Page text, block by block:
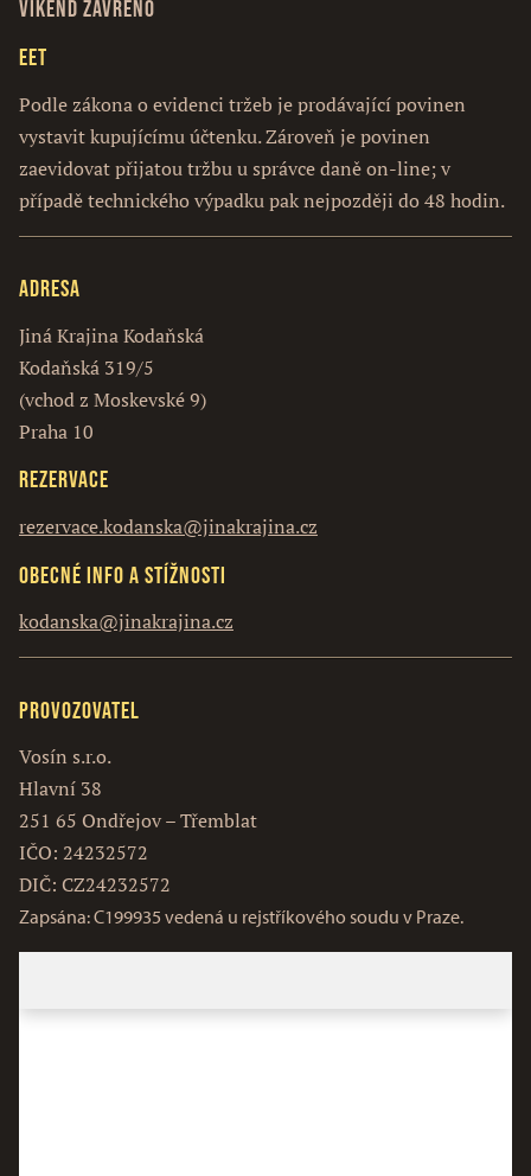
Víkend zavřeno
EET
Podle zákona o evidenci tržeb je prodávající povinen
vystavit kupujícímu účtenku. Zároveň je povinen
zaevidovat přijatou tržbu u správce daně on-line; v
případě technického výpadku pak nejpozději do 48 hodin.
Adresa
Jiná Krajina Kodaňská
Kodaňská 319/5
(vchod z Moskevské 9)
Praha 10
Rezervace
rezervace.kodanska@jinakrajina.cz
Obecné info a stížnosti
kodanska@jinakrajina.cz
Provozovatel
Vosín s.r.o.
Hlavní 38
251 65 Ondřejov – Třemblat
IČO: 24232572
DIČ: CZ24232572
Zapsána: C199935 vedená u rejstříkového soudu v Praze.